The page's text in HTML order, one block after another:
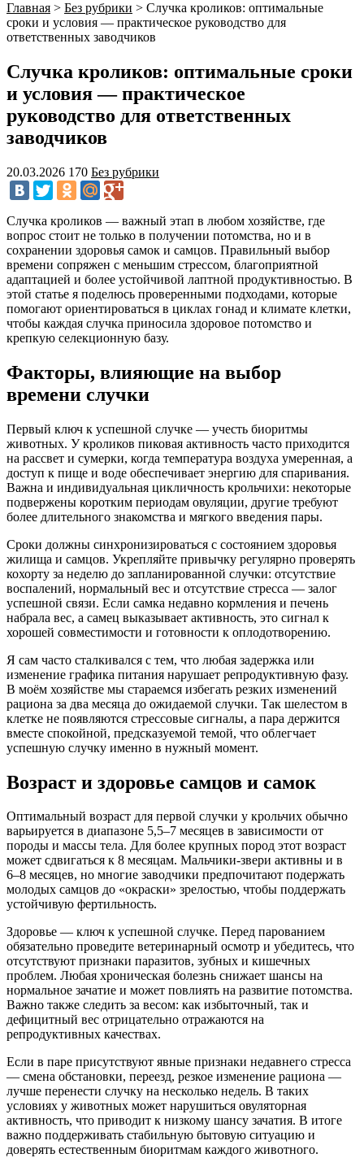
Главная > Без рубрики > Случка кроликов: оптимальные
сроки и условия — практическое руководство для
ответственных заводчиков
Случка кроликов: оптимальные сроки
и условия — практическое
руководство для ответственных
заводчиков
20.03.2026 170 Без рубрики
Случка кроликов — важный этап в любом хозяйстве, где
вопрос стоит не только в получении потомства, но и в
сохранении здоровья самок и самцов. Правильный выбор
времени сопряжен с меньшим стрессом, благоприятной
адаптацией и более устойчивой лаптной продуктивностью. В
этой статье я поделюсь проверенными подходами, которые
помогают ориентироваться в циклах гонад и климате клетки,
чтобы каждая случка приносила здоровое потомство и
крепкую селекционную базу.
Факторы, влияющие на выбор
времени случки
Первый ключ к успешной случке — учесть биоритмы
животных. У кроликов пиковая активность часто приходится
на рассвет и сумерки, когда температура воздуха умеренная, а
доступ к пище и воде обеспечивает энергию для спаривания.
Важна и индивидуальная цикличность крольчихи: некоторые
подвержены коротким периодам овуляции, другие требуют
более длительного знакомства и мягкого введения пары.
Сроки должны синхронизироваться с состоянием здоровья
жилища и самцов. Укрепляйте привычку регулярно проверять
кохорту за неделю до запланированной случки: отсутствие
воспалений, нормальный вес и отсутствие стресса — залог
успешной связи. Если самка недавно кормления и печень
набрала вес, а самец выказывает активность, это сигнал к
хорошей совместимости и готовности к оплодотворению.
Я сам часто сталкивался с тем, что любая задержка или
изменение графика питания нарушает репродуктивную фазу.
В моём хозяйстве мы стараемся избегать резких изменений
рациона за два месяца до ожидаемой случки. Так шелестом в
клетке не появляются стрессовые сигналы, а пара держится
вместе спокойной, предсказуемой темой, что облегчает
успешную случку именно в нужный момент.
Возраст и здоровье самцов и самок
Оптимальный возраст для первой случки у крольчих обычно
варьируется в диапазоне 5,5–7 месяцев в зависимости от
породы и массы тела. Для более крупных пород этот возраст
может сдвигаться к 8 месяцам. Мальчики-звери активны и в
6–8 месяцев, но многие заводчики предпочитают подержать
молодых самцов до «окраски» зрелостью, чтобы поддержать
устойчивую фертильность.
Здоровье — ключ к успешной случке. Перед парованием
обязательно проведите ветеринарный осмотр и убедитесь, что
отсутствуют признаки паразитов, зубных и кишечных
проблем. Любая хроническая болезнь снижает шансы на
нормальное зачатие и может повлиять на развитие потомства.
Важно также следить за весом: как избыточный, так и
дефицитный вес отрицательно отражаются на
репродуктивных качествах.
Если в паре присутствуют явные признаки недавнего стресса
— смена обстановки, переезд, резкое изменение рациона —
лучше перенести случку на несколько недель. В таких
условиях у животных может нарушиться овуляторная
активность, что приводит к низкому шансу зачатия. В итоге
важно поддерживать стабильную бытовую ситуацию и
доверять естественным биоритмам каждого животного.